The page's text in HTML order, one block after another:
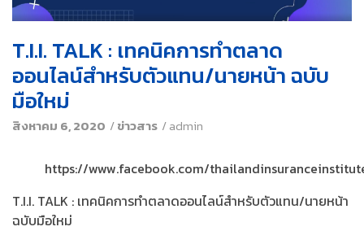
T.I.I. TALK : เทคนิคการทำตลาด
ออนไลน์สำหรับตัวแทน/นายหน้า ฉบับ
มือใหม่
สิงหาคม 6, 2020 /ข่าวสาร /admin
https://www.facebook.com/
T.I.I. TALK : เทคนิคการทำตลาดออนไลน์สำหรับตัวแทน/นายหน้า
ฉบับมือใหม่